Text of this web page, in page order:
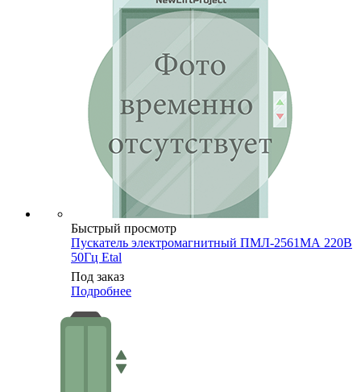
Быстрый просмотр
Пускатель электромагнитный ПМЛ-2561МА 220В
50Гц Etal
Под заказ
Подробнее